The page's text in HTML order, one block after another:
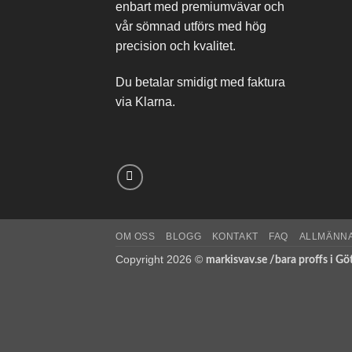
enbart med premiumvävar och
vår sömnad utförs med hög
precision och kvalitet.
Du betalar smidigt med faktura
via Klarna.
OM OSS BLOGG KONTAKT FAQ
Copyright 2026 © markisvav.se /bara proffs i